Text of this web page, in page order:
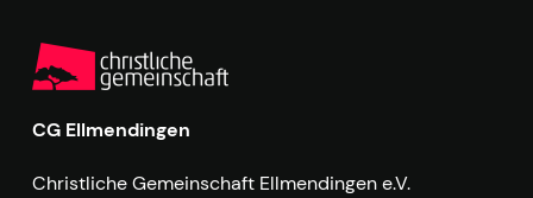
CG Ellmendingen
Christliche Gemeinschaft Ellmendingen e.V.